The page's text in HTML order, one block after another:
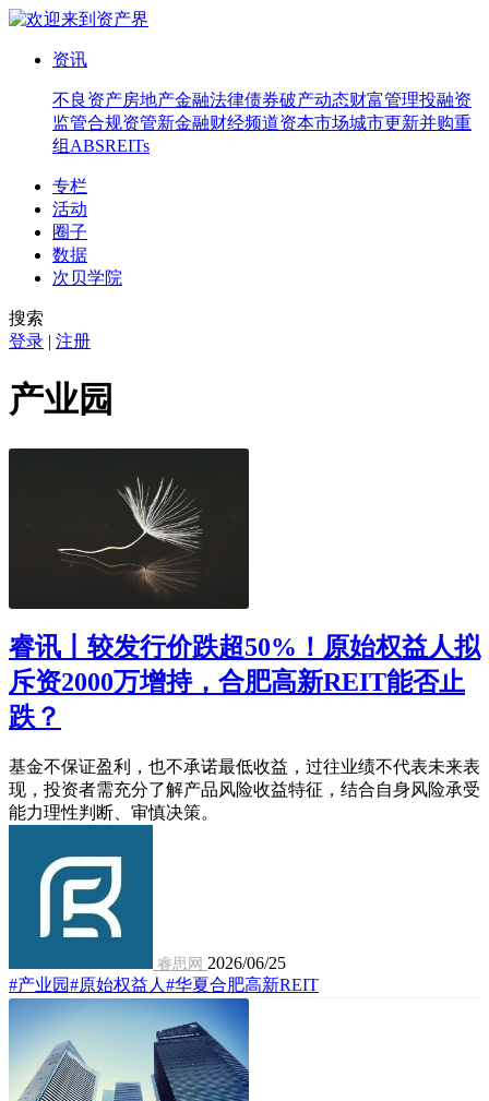
资讯
不良资产房地产金融法律债券破产动态财富管理投融资
监管合规资管新金融财经频道资本市场城市更新并购重
组 ABSREITs
专栏
活动
圈子
数据
次贝学院
搜索
登录 | 注册
产业园
睿讯丨较发行价跌超50%！原始权益人拟
斥资2000万增持，合肥高新REIT能否止
跌？
基金不保证盈利，也不承诺最低收益，过往业绩不代表未来表
现，投资者需充分了解产品风险收益特征，结合自身风险承受
能力理性判断、审慎决策。
睿思网 2026/06/25
#产业园#原始权益人 #华夏合肥高新REIT